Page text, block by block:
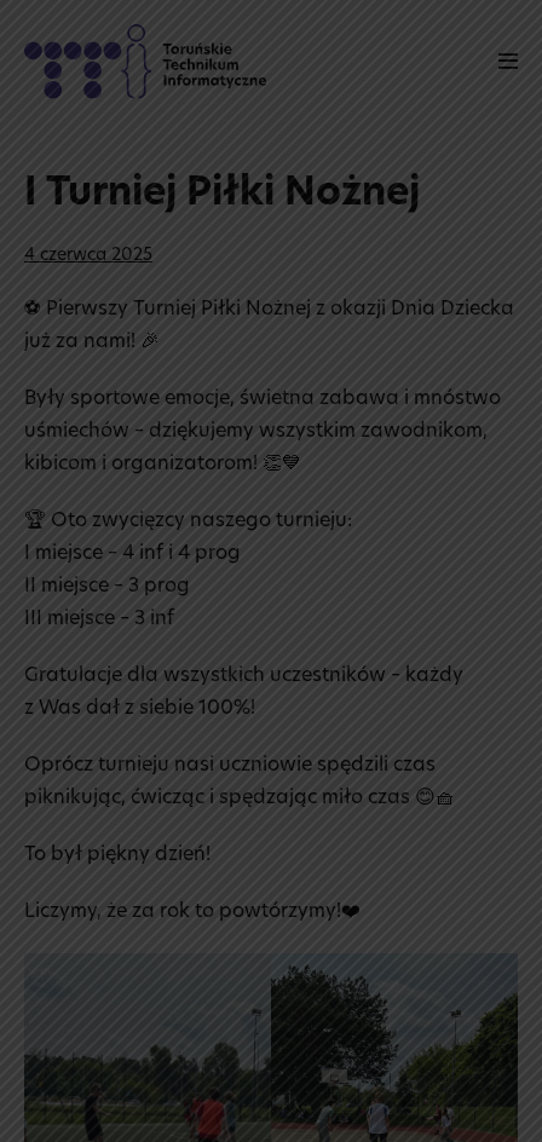
content
I Turniej Piłki Nożnej
4 czerwca 2025
⚽ Pierwszy Turniej Piłki Nożnej z okazji Dnia Dziecka
już za nami! 🎉
Były sportowe emocje, świetna zabawa i mnóstwo
uśmiechów – dziękujemy wszystkim zawodnikom,
kibicom i organizatorom! 👏💙
🏆 Oto zwycięzcy naszego turnieju:
I miejsce – 4 inf i 4 prog
II miejsce – 3 prog
III miejsce – 3 inf
Gratulacje dla wszystkich uczestników – każdy
z Was dał z siebie 100%!
Oprócz turnieju nasi uczniowie spędzili czas
piknikując, ćwicząc i spędzając miło czas 😊🧺
To był piękny dzień!
Liczymy, że za rok to powtórzymy!❤️